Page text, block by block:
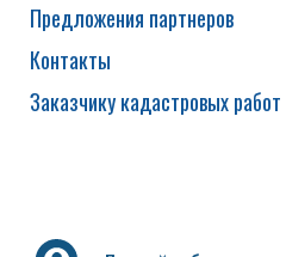
Предложения партнеров
Контакты
Заказчику кадастровых работ